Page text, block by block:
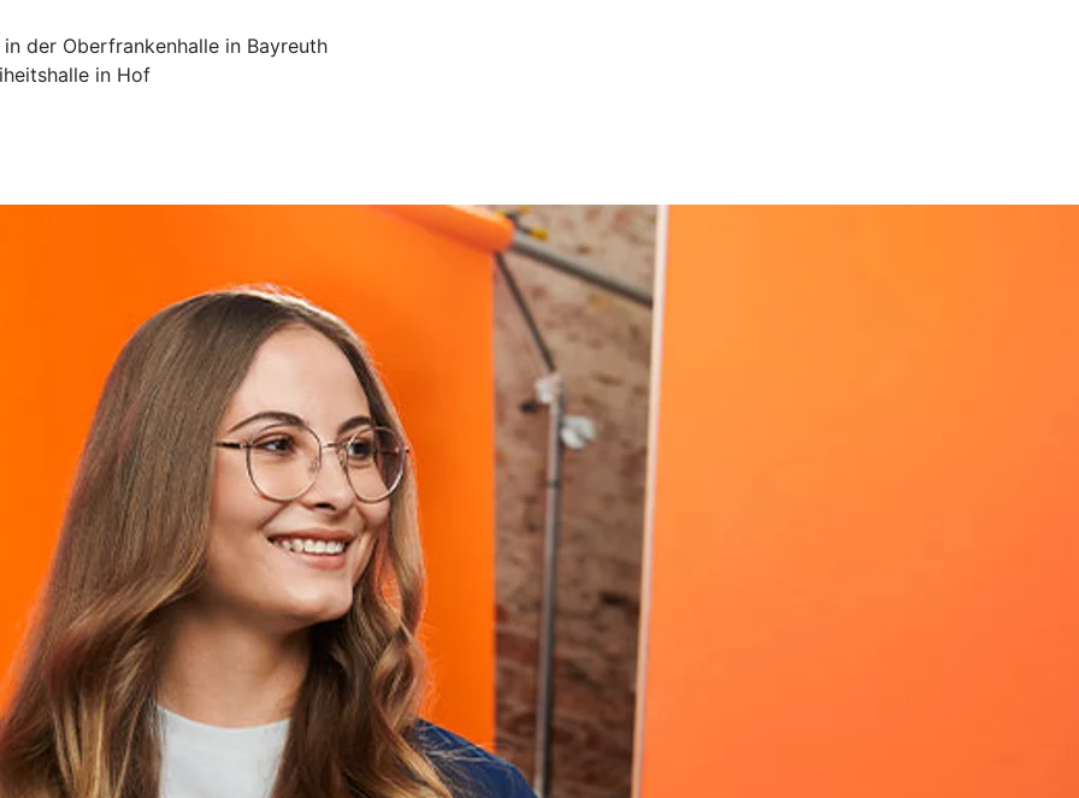
der Oberfrankenhalle in Bayreuth
in Hof